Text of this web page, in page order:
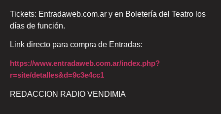
Tickets: Entradaweb.com.ar y en Boletería del Teatro los
días de función.
Link directo para compra de Entradas:
https://www.entradaweb.com.ar/index.php?
r=site/detalles&d=9c3e4cc1
REDACCION RADIO VENDIMIA